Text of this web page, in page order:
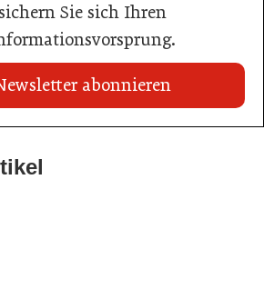
Sie sich Ihren
abonnieren
Qualitätsoffensive für die